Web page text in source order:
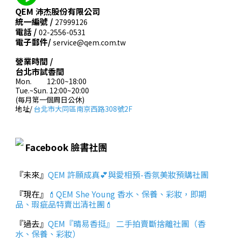
QEM 沛杰股份有限公司
統一編號 / 27999126
電話 / 02-2556-0531
電子郵件/ service@qem.com.tw
營業時間 /
台北市試香間
Mon. 12:00~18:00
Tue.~Sun. 12:00~20:00
(每月第一個周日公休)
地址/台北市大同區南京西路308號2F
Facebook 臉書社團
『未來』 QEM 許願成真💕與愛相預-香氛美妝預購社團
『現在』 💄QEM She Young 香水、保養、彩妝，即期
品、瑕疵品特賣出清社團💄
『過去』 QEM『晴易香挺』 二手拍賣斷捨離社團（香
水、保養、彩妝）